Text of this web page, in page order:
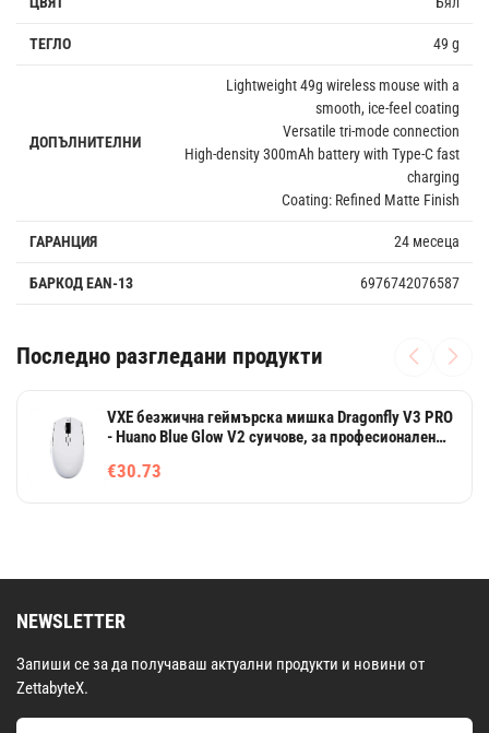
ТЕГЛО 49 g
ДОПЪЛНИТЕЛНИ
Lightweight 49g wireless mouse with a
smooth, ice-feel coating
Versatile tri-mode connection
High-density 300mAh battery with Type-C fast
charging
Coating: Refined Matte Finish
ГАРАНЦИЯ 24 месеца
БАРКОД EAN-13 6976742076587
Последно разгледани продукти
VXE безжична геймърска мишка Dragonfly V3 PRO
- Huano Blue Glow V2 суичове, за професионален
€30.73
NEWSLETTER
Запиши се за да получаваш актуални продукти и новини от
ZettabyteX.